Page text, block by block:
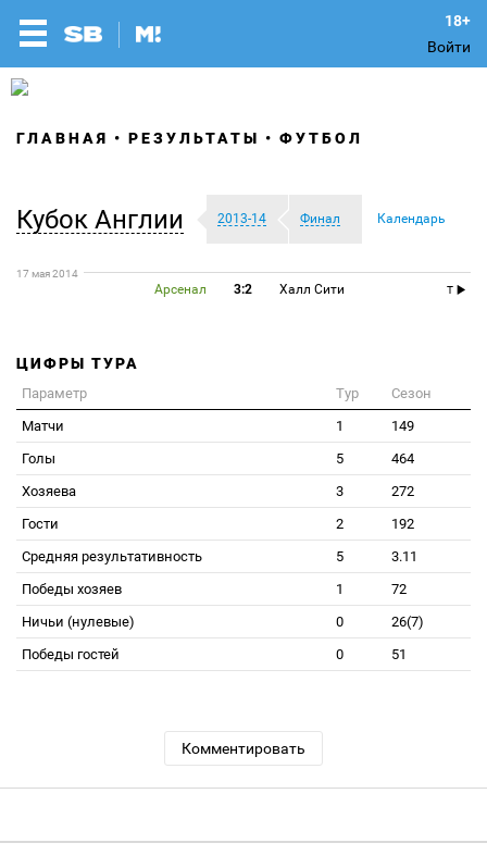
Войти
ГЛАВНАЯ РЕЗУЛЬТАТЫ ФУТБОЛ
Кубок Англии 2013-14 Финал Календарь
17 мая 2014
Арсенал 3:2 Халл Сити T
ЦИФРЫ ТУРА
Параметр Тур
Сезон
Матчи
1
149
Голы
5
464
Хозяева
3
272
Гости
2
192
Средняя результативность
5
3.11
Победы хозяев
1
72
Ничьи (нулевые)
0
26(7)
Победы гостей
0 51
Комментировать